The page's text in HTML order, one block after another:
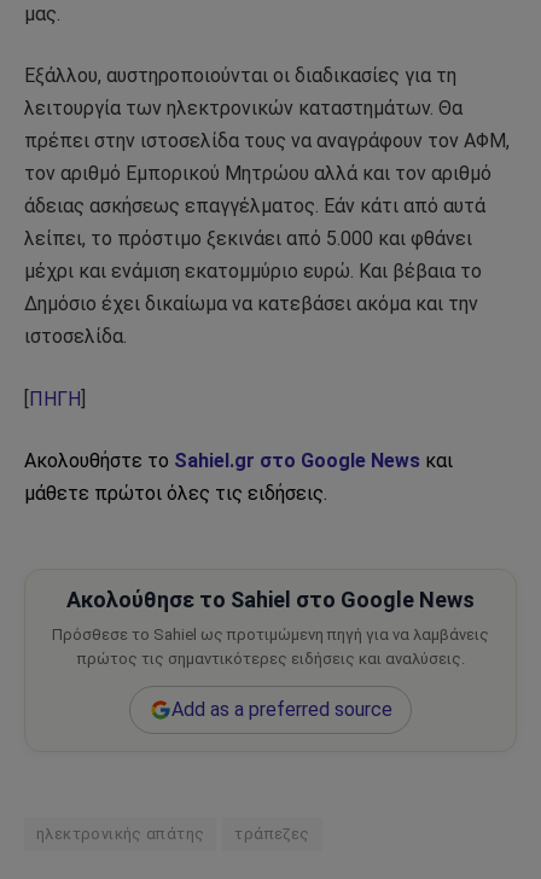
μας.
Εξάλλου, αυστηροποιούνται οι διαδικασίες για τη
λειτουργία των ηλεκτρονικών καταστημάτων. Θα
πρέπει στην ιστοσελίδα τους να αναγράφουν τον ΑΦΜ,
τον αριθμό Εμπορικού Μητρώου αλλά και τον αριθμό
άδειας ασκήσεως επαγγέλματος. Εάν κάτι από αυτά
λείπει, το πρόστιμο ξεκινάει από 5.000 και φθάνει
μέχρι και ενάμιση εκατομμύριο ευρώ. Και βέβαια το
Δημόσιο έχει δικαίωμα να κατεβάσει ακόμα και την
ιστοσελίδα.
ΠΗΓΗ
Ακολουθήστε το Sahiel.gr στο Google News και
μάθετε πρώτοι όλες τις ειδήσεις.
Ακολούθησε το Sahiel στο Google News
Πρόσθεσε το Sahiel ως προτιμώμενη πηγή για να λαμβάνεις
πρώτος τις σημαντικότερες ειδήσεις και αναλύσεις.
Add as a preferred source
ηλεκτρονικής απάτης τράπεζες